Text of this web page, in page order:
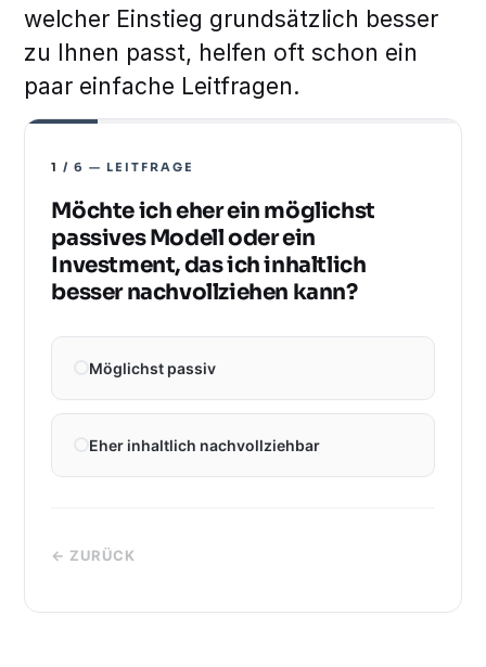
welcher Einstieg grundsätzlich besser
zu Ihnen passt, helfen oft schon ein
paar einfache Leitfragen.
1 / 6 — LEITFRAGE
Möchte ich eher ein möglichst
passives Modell oder ein
Investment, das ich inhaltlich
besser nachvollziehen kann?
Möglichst passiv
Eher inhaltlich nachvollziehbar
← ZURÜCK